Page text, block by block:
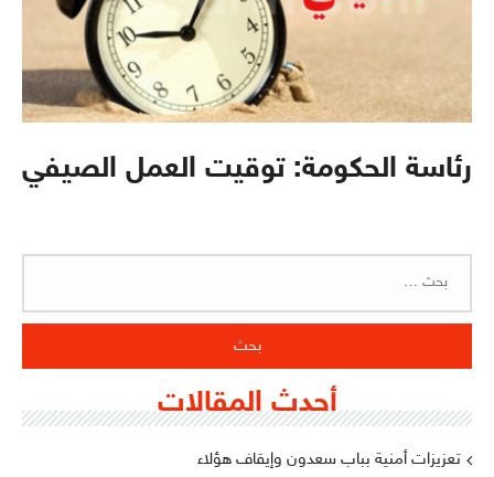
رئاسة الحكومة: توقيت العمل الصيفي
أحدث المقالات
تعزيزات أمنية بباب سعدون وإيقاف هؤلاء